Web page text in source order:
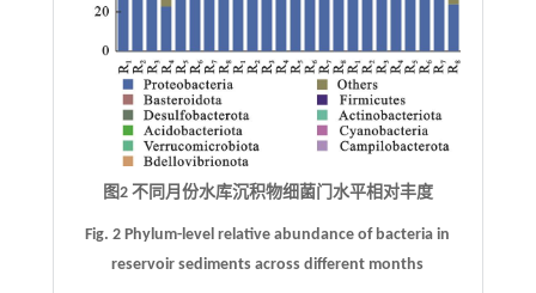
图2 不同月份水库沉积物细菌门水平相对丰度
Fig. 2 Phylum-level relative abundance of bacteria in
reservoir sediments across different months